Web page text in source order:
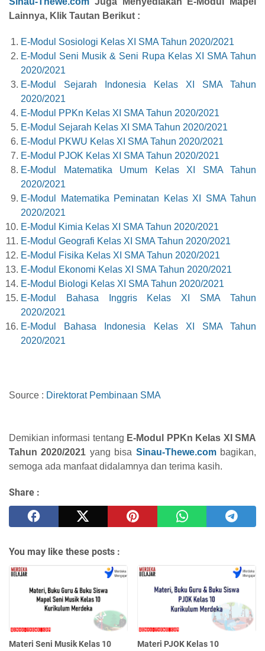
Lainnya, Klik Tautan Berikut :
E-Modul Sosiologi Kelas XI SMA Tahun 2020/2021
E-Modul Seni Musik & Seni Rupa Kelas XI SMA Tahun
2020/2021
E-Modul Sejarah Indonesia Kelas XI SMA Tahun
2020/2021
E-Modul PPKn Kelas XI SMA Tahun 2020/2021
E-Modul Sejarah Kelas XI SMA Tahun 2020/2021
E-Modul PKWU Kelas XI SMA Tahun 2020/2021
E-Modul PJOK Kelas XI SMA Tahun 2020/2021
E-Modul Matematika Umum Kelas XI SMA Tahun
2020/2021
E-Modul Matematika Peminatan Kelas XI SMA Tahun
2020/2021
E-Modul Kimia Kelas XI SMA Tahun 2020/2021
E-Modul Geografi Kelas XI SMA Tahun 2020/2021
E-Modul Fisika Kelas XI SMA Tahun 2020/2021
E-Modul Ekonomi Kelas XI SMA Tahun 2020/2021
E-Modul Biologi Kelas XI SMA Tahun 2020/2021
E-Modul Bahasa Inggris Kelas XI SMA Tahun
2020/2021
E-Modul Bahasa Indonesia Kelas XI SMA Tahun
2020/2021
Source : Direktorat Pembinaan SMA
Demikian informasi tentang E-Modul PPKn Kelas XI SMA
Tahun 2020/2021 yang bisa Sinau-Thewe.combagikan,
semoga ada manfaat didalamnya dan terima kasih.
Share :
You may like these posts :
Materi Seni Musik Kelas 10
Materi PJOK Kelas 10